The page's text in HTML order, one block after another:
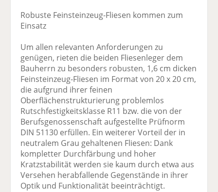
Robuste Feinsteinzeug-Fliesen kommen zum
Einsatz
Um allen relevanten Anforderungen zu
genügen, rieten die beiden Fliesenleger dem
Bauherrn zu besonders robusten, 1,6 cm dicken
Feinsteinzeug-Fliesen im Format von 20 x 20 cm,
die aufgrund ihrer feinen
Oberflächenstrukturierung problemlos
Rutschfestigkeitsklasse R11 bzw. die von der
Berufsgenossenschaft aufgestellte Prüfnorm
DIN 51130 erfüllen. Ein weiterer Vorteil der in
neutralem Grau gehaltenen Fliesen: Dank
kompletter Durchfärbung und hoher
Kratzstabilität werden sie kaum durch etwa aus
Versehen herabfallende Gegenstände in ihrer
Optik und Funktionalität beeinträchtigt.